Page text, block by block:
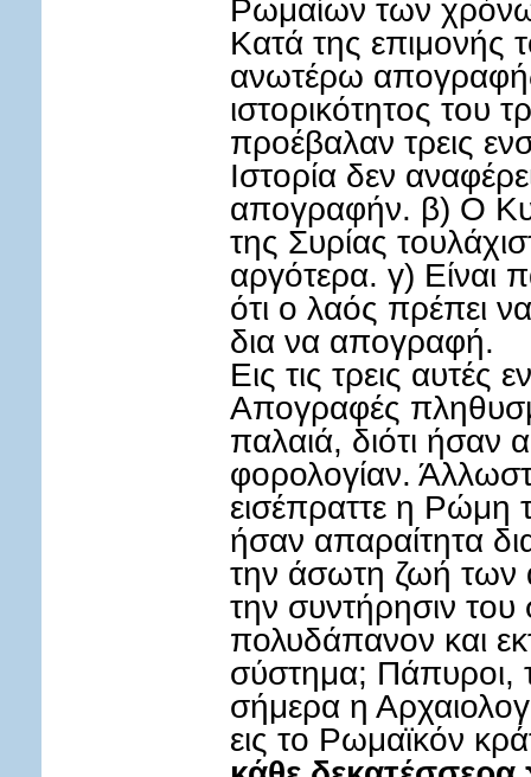
Ρωμαίων των
Κατά της επιμονής
ανωτέρω
ιστορικότητος του
προέβαλαν τρεις
Ιστορία δεν
απογραφήν. β) Ο
της Συρίας
αργότερα. γ) Είναι
ότι ο λαός πρέπει
δια να απογραφή.
Εις τις τρεις αυτές
Απογραφές
παλαιά, διότι ήσαν
φορολογίαν.
εισέπραττε η Ρώμη
ήσαν απαραίτητα
την άσωτη ζωή των
την συντήρησιν του
πολυδάπανον και
σύστημα; Πάπυροι,
σήμερα η
εις το Ρωμαϊκόν